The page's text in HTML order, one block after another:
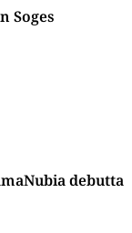
Soges
debutta